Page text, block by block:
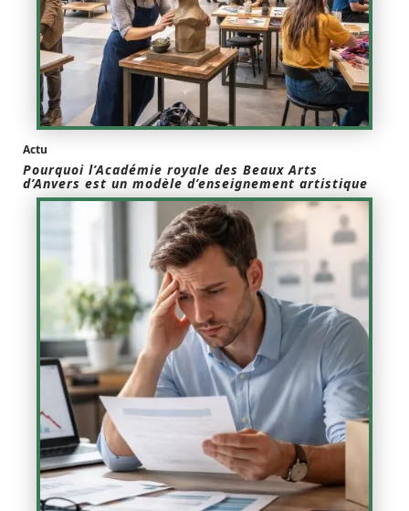
Actu
Pourquoi l’Académie royale des Beaux Arts
d’Anvers est un modèle d’enseignement artistique